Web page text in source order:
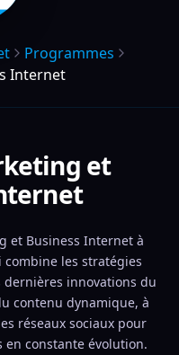
Programmes
Internet
et
et Business Internet à
les stratégies
innovations du
contenu dynamique, à
réseaux sociaux pour
constante évolution.